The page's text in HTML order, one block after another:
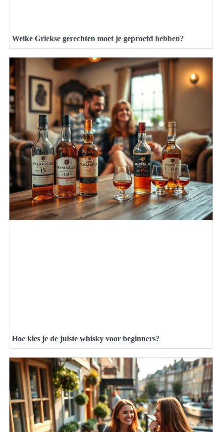
Welke Griekse gerechten moet je geproefd hebben?
Hoe kies je de juiste whisky voor beginners?